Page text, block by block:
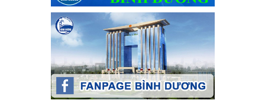
Phát động, triển khai Cuộc thi " An toàn giao thông cho nụ
cười ngày mai" dành cho học sinh và giáo viên trung học
năm học 2023-2024
Phát động, triển khai Cuộc thi " An toàn giao thông cho nụ cười
ngày mai" dành cho học sinh và giáo viên trung học năm học
Ngày ban hành: 22/11/2023